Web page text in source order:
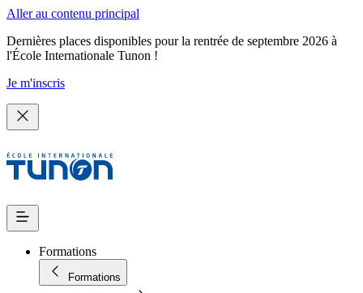
Aller au contenu principal
Dernières places disponibles pour la rentrée de septembre 2026 à
l'École Internationale Tunon !
Je m'inscris
Formations
Formations